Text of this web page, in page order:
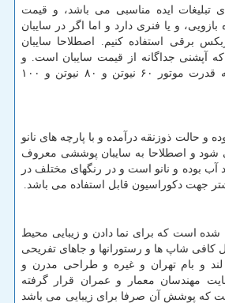
تبلیغات ایده مناسبی می باشد، و قیمت
و یا فنری دارد و اما اگر در سایبان
برقی استفاده کنیم. اصطلاحا سایبان
آپشنی جداگانه از قیمت سایبان است. و
موتور سایبان بستگی به قدرت موتور ۶۰ نیوتن و ۸۰ نیوتن و ۱۰۰
و حالت ذوزنقه درآمده و با پارچه های نانو
و اصطلاحا به سایبان پوششی معروف
بوده و نانو است و در رنگهای مختلف در
جهت دکوراسیون قابل استفاده می باشد.
است که برای نما دادن و زیبایی محیط
کافی شاپ ها و رستورانها و جاهای تفریحی
و بام تهران و غیره و طراحی مدرن و
مهندسان معمار و عمران قرار گرفته
که پوشش آن صرفا برای زیبایی می باشد